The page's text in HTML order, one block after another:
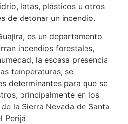
latas, plásticos u otros
de detonar un incendio.
es un departamento
incendios forestales,
la escasa presencia
temperaturas, se
determinantes para que se
principalmente en los
la Sierra Nevada de Santa
Perijá